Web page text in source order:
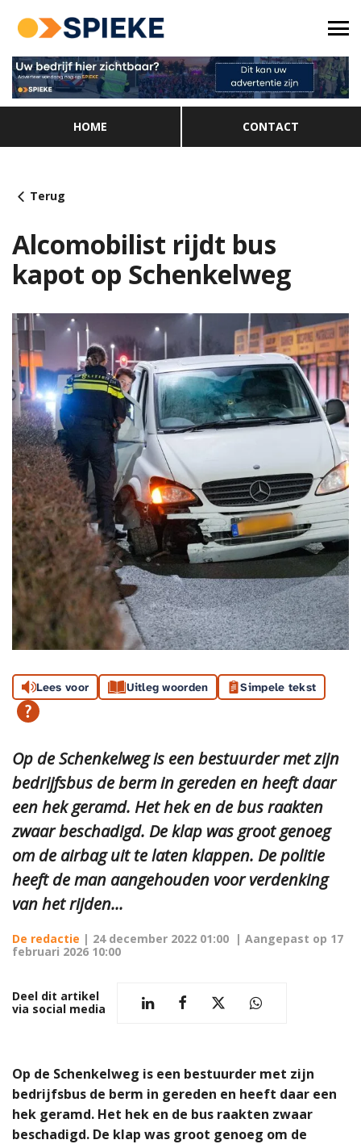
HOME CONTACT
Terug
Alcomobilist rijdt bus
kapot op Schenkelweg
Lees voor Uitleg woorden Simpele tekst
Op de Schenkelweg is een bestuurder met zijn
bedrijfsbus de berm in gereden en heeft daar
een hek geramd. Het hek en de bus raakten
zwaar beschadigd. De klap was groot genoeg
om de airbag uit te laten klappen. De politie
heeft de man aangehouden voor verdenking
van het rijden...
De redactie | 24 december 2022 01:00 | Aangepast op 17
februari 2026 10:00
Deel dit artikel
via social media
Op de Schenkelweg is een bestuurder met zijn
bedrijfsbus de berm in gereden en heeft daar een
hek geramd. Het hek en de bus raakten zwaar
beschadigd. De klap was groot genoeg om de